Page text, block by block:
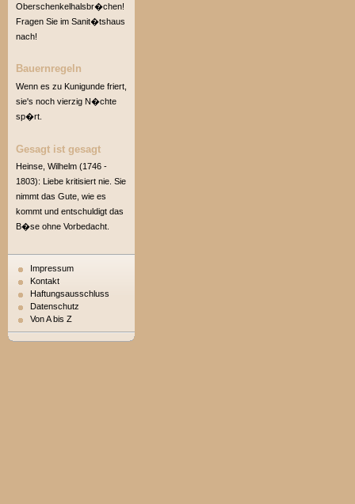
Oberschenkelhalsbr�chen!
Fragen Sie im Sanit�tshaus
nach!
Bauernregeln
Wenn es zu Kunigunde friert,
sie's noch vierzig N�chte
sp�rt.
Gesagt ist gesagt
Heinse, Wilhelm (1746 -
1803): Liebe kritisiert nie. Sie
nimmt das Gute, wie es
kommt und entschuldigt das
B�se ohne Vorbedacht.
Impressum
Kontakt
Haftungsausschluss
Datenschutz
Von A bis Z